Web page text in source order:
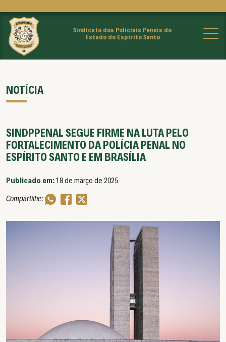
Sindicato dos Policiais Penais do
Estado do Espírito Santo
NOTÍCIA
SINDPPENAL SEGUE FIRME NA LUTA PELO
FORTALECIMENTO DA POLÍCIA PENAL NO
ESPÍRITO SANTO E EM BRASÍLIA
Publicado em:18 de março de 2025
Compartilhe: